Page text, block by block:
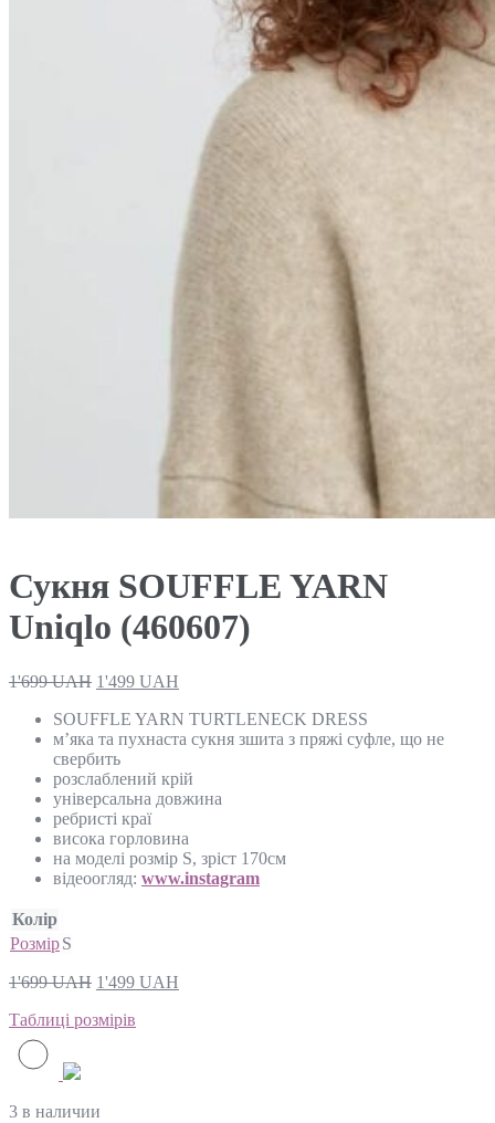
Сукня SOUFFLE YARN
Uniqlo (460607)
1'699UAH 1'499 UAH
SOUFFLE YARN TURTLENECK DRESS
м’яка та пухнаста сукня зшита з пряжі суфле, що не
свербить
розслаблений крій
універсальна довжина
ребристі краї
висока горловина
на моделі розмір S, зріст 170см
відеоогляд: www.instagram
Колір
РозмірS
1'699UAH 1'499 UAH
Таблиці розмірів
3 в наличии